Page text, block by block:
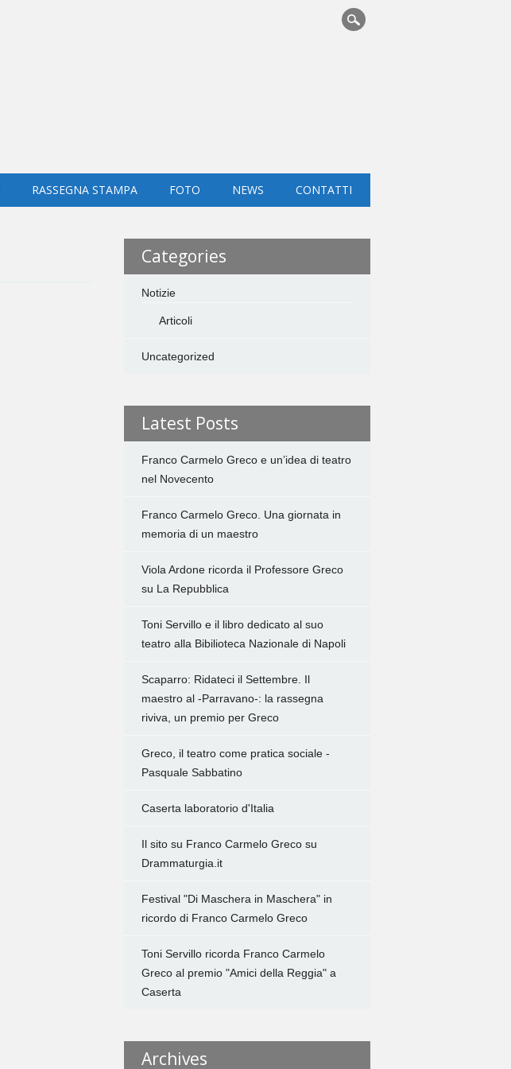
RASSEGNA STAMPA FOTO NEWS CONTATTI
Categories
Notizie
Articoli
Uncategorized
Latest Posts
Franco Carmelo Greco e un’idea di teatro
nel Novecento
Franco Carmelo Greco. Una giornata in
memoria di un maestro
Viola Ardone ricorda il Professore Greco
su La Repubblica
Toni Servillo e il libro dedicato al suo
teatro alla Bibilioteca Nazionale di Napoli
Scaparro: Ridateci il Settembre. Il
maestro al -Parravano-: la rassegna
riviva, un premio per Greco
Greco, il teatro come pratica sociale -
Pasquale Sabbatino
Caserta laboratorio d'Italia
Il sito su Franco Carmelo Greco su
Drammaturgia.it
Festival "Di Maschera in Maschera" in
ricordo di Franco Carmelo Greco
Toni Servillo ricorda Franco Carmelo
Greco al premio "Amici della Reggia" a
Caserta
Archives